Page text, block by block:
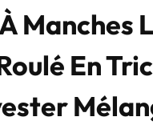
Manches
En